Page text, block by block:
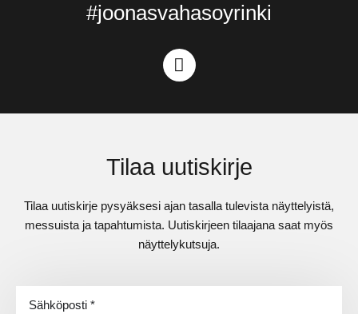
#joonasvahasoyrinki
Tilaa uutiskirje
Tilaa uutiskirje pysyäksesi ajan tasalla tulevista näyttelyistä,
messuista ja tapahtumista. Uutiskirjeen tilaajana saat myös
näyttelykutsuja.